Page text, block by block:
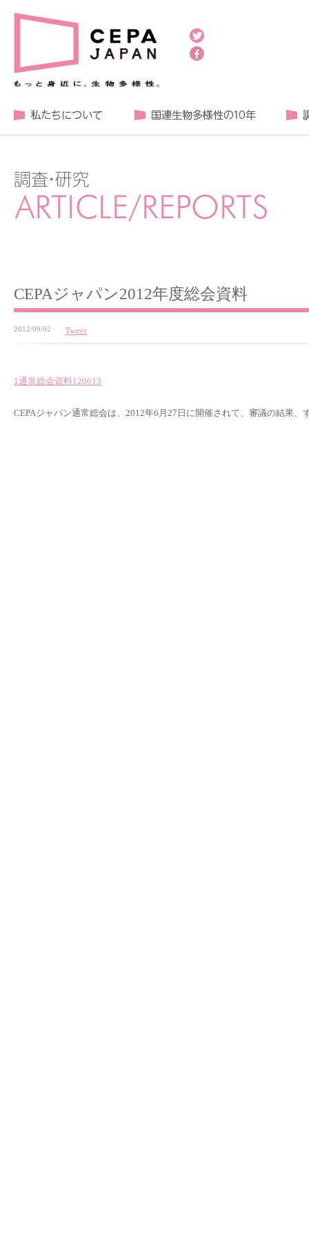
CEPAジャパン2012年度総会資料
2012/09/02 Tweet
1通常総会資料120613
CEPAジャパン通常総会は、2012年6月27日に開催されて、審議の結果、